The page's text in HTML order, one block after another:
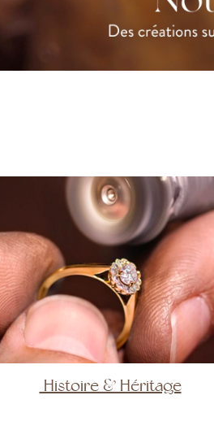
Histoire & Héritage